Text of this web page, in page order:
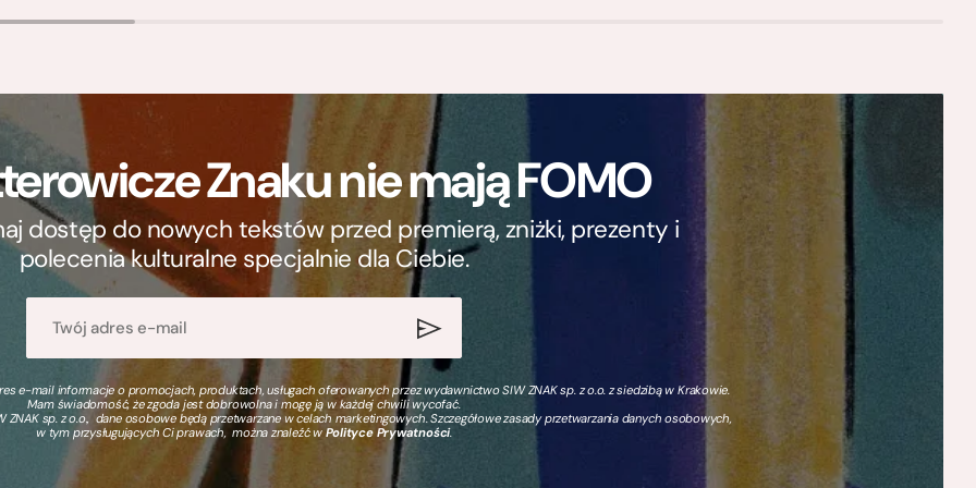
Znaku nie mają FOMO
dostęp do nowych tekstów przed premierą, zniżki, prezenty i
polecenia kulturalne specjalnie dla Ciebie.
e-mail informacje o promocjach, produktach, usługach oferowanych przez wydawnictwo SIW ZNAK sp. z o.o. z siedzibą w Krakowie.
Mam świadomość, że zgoda jest dobrowolna i mogę ją w każdej chwili wycofać.
sp. z o.o., dane osobowe będą przetwarzane w celach marketingowych. Szczegółowe zasady przetwarzania danych osobowych,
w tym przysługujących Ci prawach, można znaleźć wPolityce Prywatności.